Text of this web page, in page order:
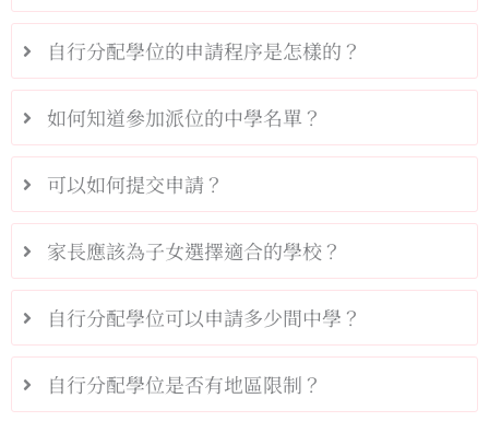
自行分配學位的申請程序是怎樣的？
如何知道參加派位的中學名單？
可以如何提交申請？
家長應該為子女選擇適合的學校？
自行分配學位可以申請多少間中學？
自行分配學位是否有地區限制？